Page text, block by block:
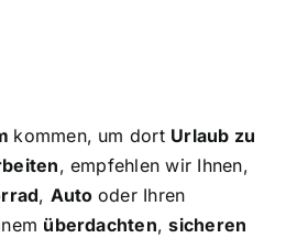
kommen, um dort Urlaub zu
, empfehlen wir Ihnen,
, Auto oder Ihren
überdachten,sicheren